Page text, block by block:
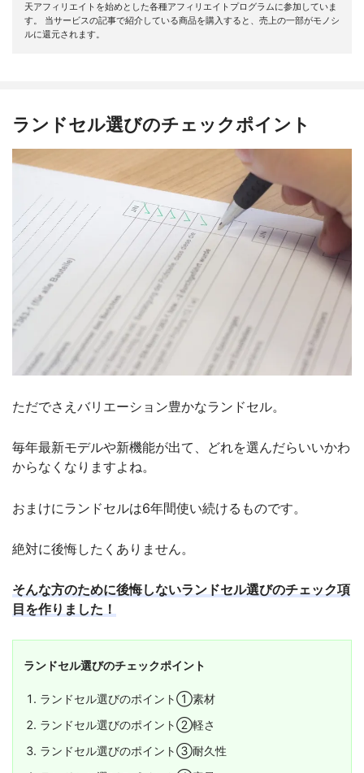
天アフィリエイトを始めとした各種アフィリエイトプログラムに参加していま
す。 当サービスの記事で紹介している商品を購入すると、売上の一部がモノシ
ルに還元されます。
ランドセル選びのチェックポイント
ただでさえバリエーション豊かなランドセル。
毎年最新モデルや新機能が出て、どれを選んだらいいかわ
からなくなりますよね。
おまけにランドセルは6年間使い続けるものです。
絶対に後悔したくありません。
そんな方のために後悔しないランドセル選びのチェック項
目を作りました！
ランドセル選びのチェックポイント
ランドセル選びのポイント①素材
ランドセル選びのポイント②軽さ
ランドセル選びのポイント③耐久性